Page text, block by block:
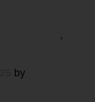
,
by